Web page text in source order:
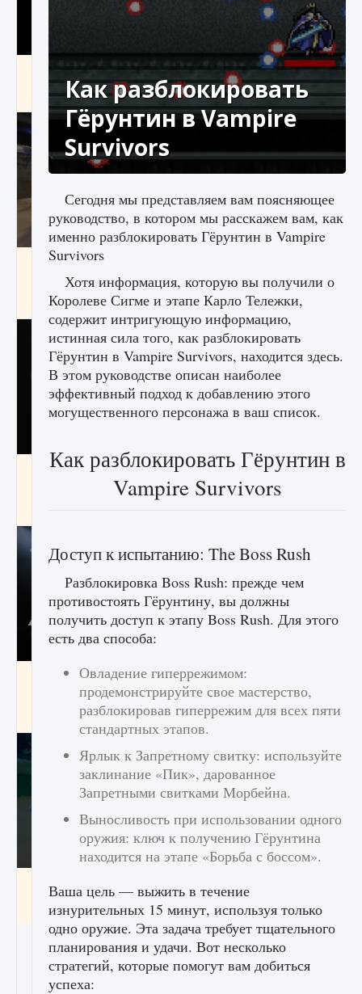
Как получить Thunder Egg в Stardew Valley
9 августа 2024 1 244 0 0
Как исправить неработающие награды For
Honor
9 августа 2024 1 205 0 0
Как разблокировать чертеж счастливого
оружия в MW3 и Warzone
Все новые функции Ultimate Team в EA FC
9 августа 2024 1 297 0 0
Как включить чат в Fortnite
9 августа 2024 1 335 0 0
Как разблокировать
Гёрунтин в Vampire
Survivors
Сегодня мы представляем вам поясняющее
руководство, в котором мы расскажем вам, как
именно разблокировать Гёрунтин в Vampire
Survivors
Хотя информация, которую вы получили о
Королеве Сигме и этапе Карло Тележки,
содержит интригующую информацию,
истинная сила того, как разблокировать
Гёрунтин в Vampire Survivors, находится здесь.
В этом руководстве описан наиболее
эффективный подход к добавлению этого
могущественного персонажа в ваш список.
Как разблокировать Гёрунтин в
Vampire Survivors
Доступ к испытанию: The Boss Rush
Разблокировка Boss Rush: прежде чем
противостоять Гёрунтину, вы должны
получить доступ к этапу Boss Rush. Для этого
есть два способа:
Овладение гиперрежимом:
продемонстрируйте свое мастерство,
разблокировав гиперрежим для всех пяти
стандартных этапов.
Ярлык к Запретному свитку: используйте
заклинание «Пик», дарованное
Запретными свитками Морбейна.
Выносливость при использовании одного
оружия: ключ к получению Гёрунтина
находится на этапе «Борьба с боссом».
Ваша цель — выжить в течение
изнурительных 15 минут, используя только
одно оружие. Эта задача требует тщательного
планирования и удачи. Вот несколько
стратегий, которые помогут вам добиться
успеха: